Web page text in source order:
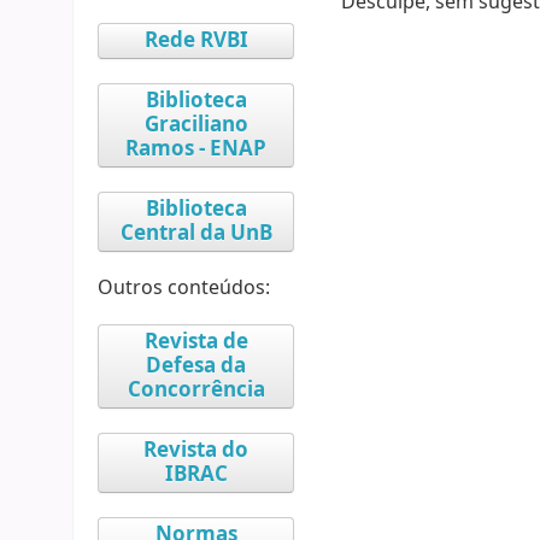
Rede RVBI
Biblioteca
Graciliano
Ramos - ENAP
Biblioteca
Central da UnB
Outros conteúdos:
Revista de
Defesa da
Concorrência
Revista do
IBRAC